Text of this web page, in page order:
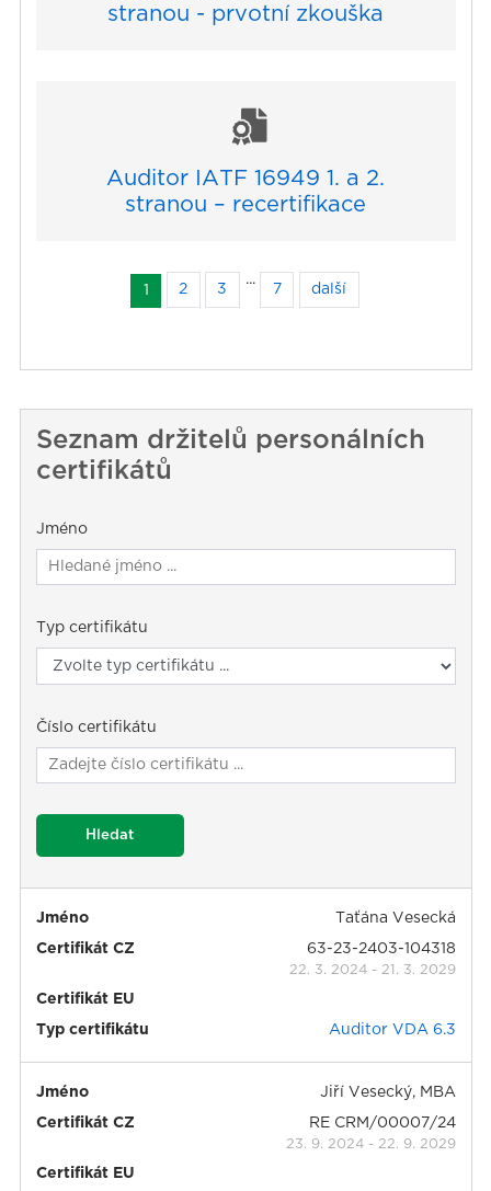
stranou - prvotní zkouška
Auditor IATF 16949 1. a 2.
stranou – recertifikace
1 2 3
...
7 další
Seznam držitelů personálních
certifikátů
Jméno
Typ certifikátu
Číslo certifikátu
Hledat
Jméno
Taťána Vesecká
Certifikát CZ
63-23-2403-104318
22. 3. 2024- 21. 3. 2029
Certifikát EU
Typ certifikátu
Auditor VDA 6.3
Jméno
Jiří Vesecký, MBA
Certifikát CZ
RE CRM/00007/24
23. 9. 2024- 22. 9. 2029
Certifikát EU